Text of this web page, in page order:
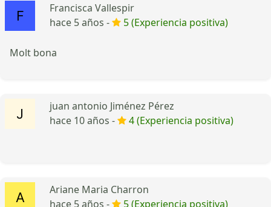
Francisca Vallespir
hace 5 años -
5 (Experiencia positiva)
Molt bona
juan antonio Jiménez Pérez
hace 10 años -
4 (Experiencia positiva)
Ariane Maria Charron
hace 5 años -
5 (Experiencia positiva)